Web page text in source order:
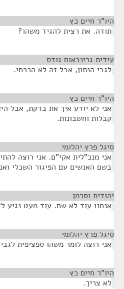
היו"ר חיים כץ
תודה. את רצית להגיד משהו?
עידית גרינבאום גודס
לגבי הנתון, אבל זה לא הכרחי.
היו"ר חיים כץ
אני לא יודע איך את בדקת, אבל
קבלות וחשבונות.
סיגל פרץ יהלומי
אני מנכ"לית אקי"ם. אני רוצה
בשם האנשים עם הפיגור השכלי
יהודית וסרמן
אנחנו עוד לא שם. עוד מעט נגיע
סיגל פרץ יהלומי
אני רוצה לומר משהו ספציפית
היו"ר חיים כץ
לא צריך.